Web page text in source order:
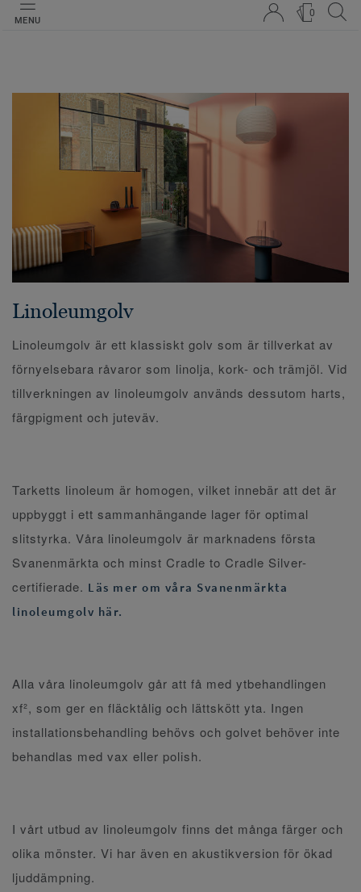
MENU
0
Linoleumgolv
Linoleumgolv är ett klassiskt golv som är tillverkat av
förnyelsebara råvaror som linolja, kork- och trämjöl. Vid
tillverkningen av linoleumgolv används dessutom harts,
färgpigment och juteväv.
Tarketts linoleum är homogen, vilket innebär att det är
uppbyggt i ett sammanhängande lager för optimal
slitstyrka. Våra linoleumgolv är marknadens första
Svanenmärkta och minst Cradle to Cradle Silver-
certifierade. Läs mer om våra Svanenmärkta
linoleumgolv här.
Alla våra linoleumgolv går att få med ytbehandlingen
xf², som ger en fläcktålig och lättskött yta. Ingen
installationsbehandling behövs och golvet behöver inte
behandlas med vax eller polish.
I vårt utbud av linoleumgolv finns det många färger och
olika mönster. Vi har även en akustikversion för ökad
ljuddämpning.